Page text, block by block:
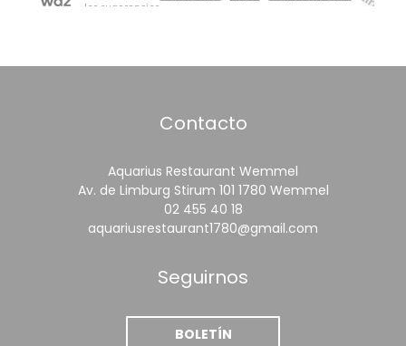
Contacto
Aquarius Restaurant Wemmel
Av. de Limburg Stirum 101 1780 Wemmel((abre en
02 455 40 18
aquariusrestaurant1780@gmail.com
Seguirnos
BOLETÍN